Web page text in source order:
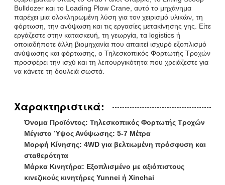
Bulldozer και το Loading Plow Crane, αυτό το μηχάνημα
παρέχει μια ολοκληρωμένη λύση για τον χειρισμό υλικών, τη
φόρτωση, την ανύψωση και τις εργασίες μετακίνησης γης. Είτε
εργάζεστε στην κατασκευή, τη γεωργία, τα logistics ή
οποιαδήποτε άλλη βιομηχανία που απαιτεί ισχυρό εξοπλισμό
ανύψωσης και φόρτωσης, ο Τηλεσκοπικός Φορτωτής Τροχών
προσφέρει την ισχύ και τη λειτουργικότητα που χρειάζεστε για
να κάνετε τη δουλειά σωστά.
Χαρακτηριστικά:
Όνομα Προϊόντος: Τηλεσκοπικός Φορτωτής Τροχών
Μέγιστο Ύψος Ανύψωσης: 5-7 Μέτρα
Μορφή Κίνησης: 4WD για βελτιωμένη πρόσφυση και
σταθερότητα
Μάρκα Κινητήρα: Εξοπλισμένο με αξιόπιστους
κινεζικούς κινητήρες Yunnei ή Xinchai